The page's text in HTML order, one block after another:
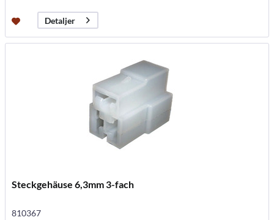
Detaljer
Steckgehäuse 6,3mm 3-fach
810367